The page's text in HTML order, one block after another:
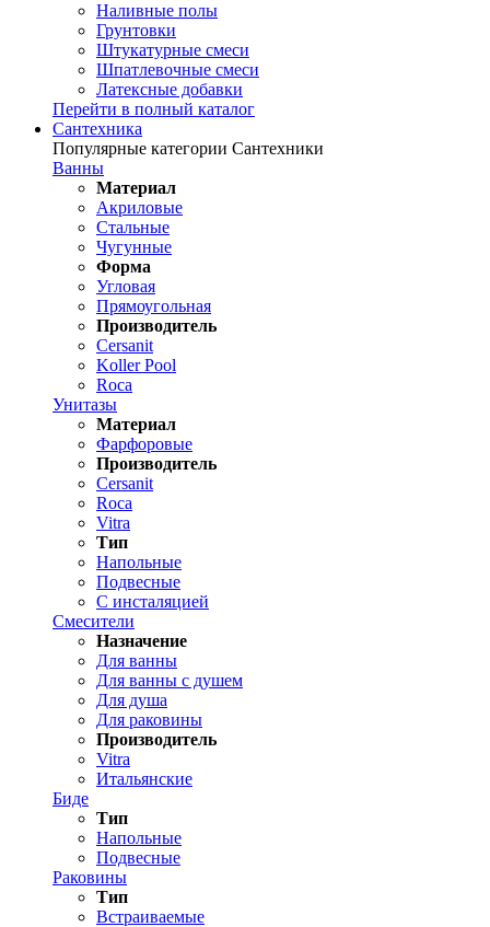
Наливные полы
Грунтовки
Штукатурные смеси
Шпатлевочные смеси
Латексные добавки
Перейти в полный каталог
Сантехника
Популярные категории Сантехники
Ванны
Материал
Акриловые
Стальные
Чугунные
Форма
Угловая
Прямоугольная
Производитель
Cersanit
Koller Pool
Roca
Унитазы
Материал
Фарфоровые
Производитель
Cersanit
Roca
Vitra
Тип
Напольные
Подвесные
С инсталяцией
Смесители
Назначение
Для ванны
Для ванны с душем
Для душа
Для раковины
Производитель
Vitra
Итальянские
Биде
Тип
Напольные
Подвесные
Раковины
Тип
Встраиваемые